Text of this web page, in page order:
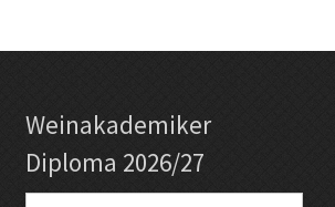
Weinakademiker
Diploma 2026/27